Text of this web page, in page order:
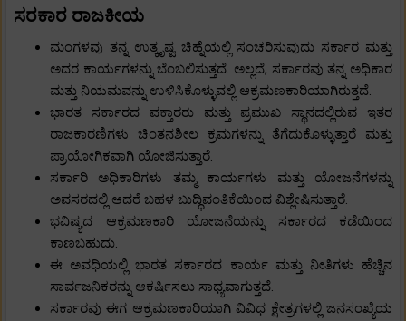
ಸರಕಾರ ರಾಜಕೀಯ
ಮಂಗಳವು ತನ್ನ ಉತ್ಕೃಷ್ಟ ಚಿಹ್ನೆಯಲ್ಲಿ ಸಂಚರಿಸುವುದು ಸರ್ಕಾರ ಮತ್ತು
ಅದರ ಕಾರ್ಯಗಳನ್ನು ಬೆಂಬಲಿಸುತ್ತದೆ. ಅಲ್ಲದೆ, ಸರ್ಕಾರವು ತನ್ನ ಅಧಿಕಾರ
ಮತ್ತು ನಿಯಮವನ್ನು ಉಳಿಸಿಕೊಳ್ಳುವಲ್ಲಿ ಆಕ್ರಮಣಕಾರಿಯಾಗಿರುತ್ತದೆ.
ಭಾರತ ಸರ್ಕಾರದ ವಕ್ತಾರರು ಮತ್ತು ಪ್ರಮುಖ ಸ್ಥಾನದಲ್ಲಿರುವ ಇತರ
ರಾಜಕಾರಣಿಗಳು ಚಿಂತನಶೀಲ ಕ್ರಮಗಳನ್ನು ತೆಗೆದುಕೊಳ್ಳುತ್ತಾರೆ ಮತ್ತು
ಪ್ರಾಯೋಗಿಕವಾಗಿ ಯೋಜಿಸುತ್ತಾರೆ.
ಸರ್ಕಾರಿ ಅಧಿಕಾರಿಗಳು ತಮ್ಮ ಕಾರ್ಯಗಳು ಮತ್ತು ಯೋಜನೆಗಳನ್ನು
ಅವಸರದಲ್ಲಿ ಆದರೆ ಬಹಳ ಬುದ್ಧಿವಂತಿಕೆಯಿಂದ ವಿಶ್ಲೇಷಿಸುತ್ತಾರೆ.
ಭವಿಷ್ಯದ ಆಕ್ರಮಣಕಾರಿ ಯೋಜನೆಯನ್ನು ಸರ್ಕಾರದ ಕಡೆಯಿಂದ
ಕಾಣಬಹುದು.
ಈ ಅವಧಿಯಲ್ಲಿ ಭಾರತ ಸರ್ಕಾರದ ಕಾರ್ಯ ಮತ್ತು ನೀತಿಗಳು ಹೆಚ್ಚಿನ
ಸಾರ್ವಜನಿಕರನ್ನು ಆಕರ್ಷಿಸಲು ಸಾಧ್ಯವಾಗುತ್ತದೆ.
ಸರ್ಕಾರವು ಈಗ ಆಕ್ರಮಣಕಾರಿಯಾಗಿ ವಿವಿಧ ಕ್ಷೇತ್ರಗಳಲ್ಲಿ ಜನಸಂಖ್ಯೆಯ